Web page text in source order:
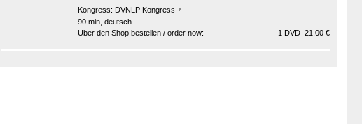
Kongress: DVNLP Kongress
90 min, deutsch
Über den Shop bestellen / order now:
1 DVD 21,00 €